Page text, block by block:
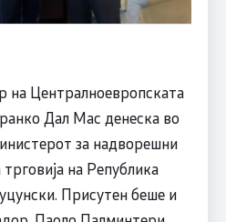
на Централноевропската
Дал Мас денеска во
за надворешни
на Република
Присутен беше и